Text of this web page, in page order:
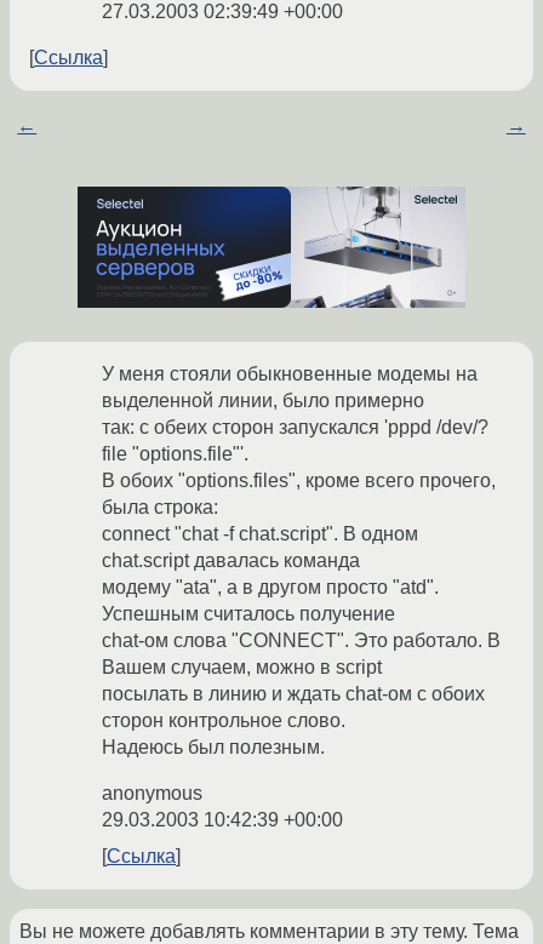
27.03.2003 02:39:49 +00:00
Ссылка
← →
У меня стояли обыкновенные модемы на
выделенной линии, было примерно
так: с обеих сторон запускался 'pppd /dev/?
file "options.file"'.
В обоих "options.files", кроме всего прочего,
была строка:
connect "chat -f chat.script". В одном
chat.script давалась команда
модему "ata", а в другом просто "atd".
Успешным считалось получение
chat-ом слова "CONNECT". Это работало. В
Вашем случаем, можно в script
посылать в линию и ждать chat-ом с обоих
сторон контрольное слово.
Надеюсь был полезным.
anonymous
29.03.2003 10:42:39 +00:00
Ссылка
Вы не можете добавлять комментарии в эту тему. Тема